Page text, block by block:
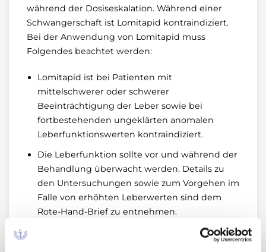
während der Dosiseskalation. Während einer
Schwangerschaft ist Lomitapid kontraindiziert.
Bei der Anwendung von Lomitapid muss
Folgendes beachtet werden:
Lomitapid ist bei Patienten mit
mittelschwerer oder schwerer
Beeinträchtigung der Leber sowie bei
fortbestehenden ungeklärten anomalen
Leberfunktionswerten kontraindiziert.
Die Leberfunktion sollte vor und während der
Behandlung überwacht werden. Details zu
den Untersuchungen sowie zum Vorgehen im
Falle von erhöhten Leberwerten sind dem
Rote-Hand-Brief zu entnehmen.
Vor Beginn der Behandlung und danach
jährlich sollte in Zusammenarbeit mit einem